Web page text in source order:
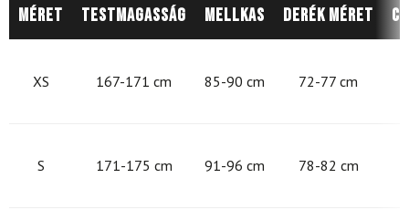
Méret Testmagasság Mellkas Derék méret
XS 167-171 cm 85-90 cm 72-77 cm
S 171-175 cm 91-96 cm 78-82 cm